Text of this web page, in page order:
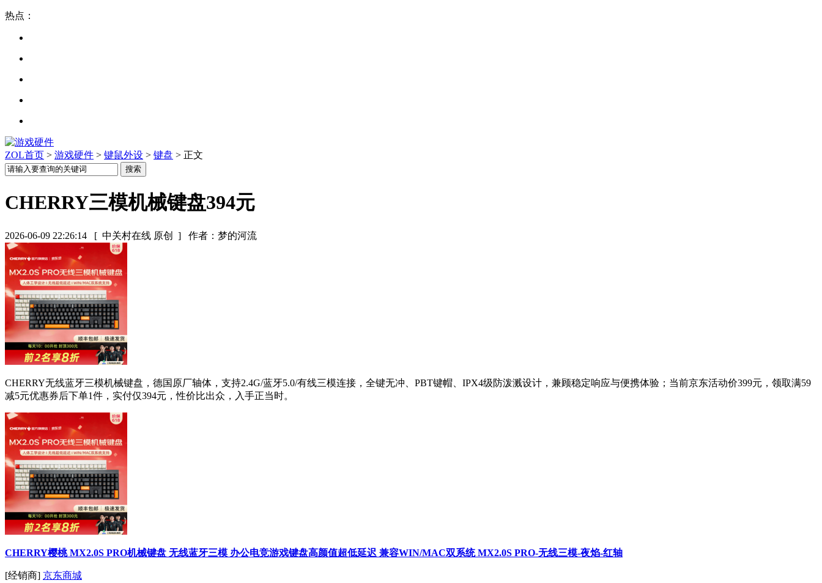
热点：
ZOL首页 > 游戏硬件 > 键鼠外设 > 键盘 > 正文
CHERRY三模机械键盘394元
2026-06-09 22:26:14 [ 中关村在线 原创 ] 作者：梦的河流
CHERRY无线蓝牙三模机械键盘，德国原厂轴体，支持2.4G/蓝牙5.0/有线三模连接，全键无冲、PBT键帽、IPX4级防泼溅设计，兼顾稳定响应与便携体验；当前京东活动价399元，领取满59
减5元优惠券后下单1件，实付仅394元，性价比出众，入手正当时。
CHERRY樱桃 MX2.0S PRO机械键盘 无线蓝牙三模 办公电竞游戏键盘高颜值超低延迟 兼容WIN/MAC双系统 MX2.0S PRO-无线三模-夜焰-红轴
[经销商] 京东商城